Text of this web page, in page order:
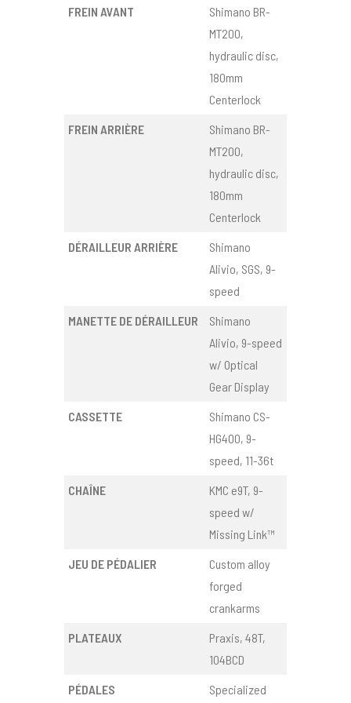
FREIN AVANT
Shimano BR-
MT200,
hydraulic disc,
180mm
Centerlock
FREIN ARRIÈRE
Shimano BR-
MT200,
hydraulic disc,
180mm
Centerlock
DÉRAILLEUR ARRIÈRE
Shimano
Alivio, SGS, 9-
speed
MANETTE DE DÉRAILLEUR
Shimano
Alivio, 9-speed
w/ Optical
Gear Display
CASSETTE
Shimano CS-
HG400, 9-
speed, 11-36t
CHAÎNE
KMC e9T, 9-
speed w/
Missing Link™
JEU DE PÉDALIER
Custom alloy
forged
crankarms
PLATEAUX
Praxis, 48T,
104BCD
PÉDALES
Specialized